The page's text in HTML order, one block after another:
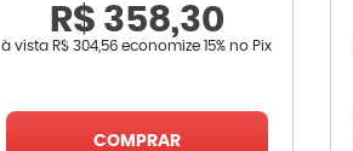
R$ 358,30
à vista R$ 304,56 economize15% no Pix
COMPRAR